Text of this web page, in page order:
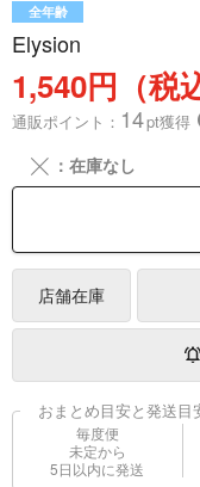
全年齢
Elysion
1,540円（税
通販ポイント： 14pt獲得
╳ ：在庫なし
店舗在庫
おまとめ目安と発送目
毎度便
未定から
5日以内に発送